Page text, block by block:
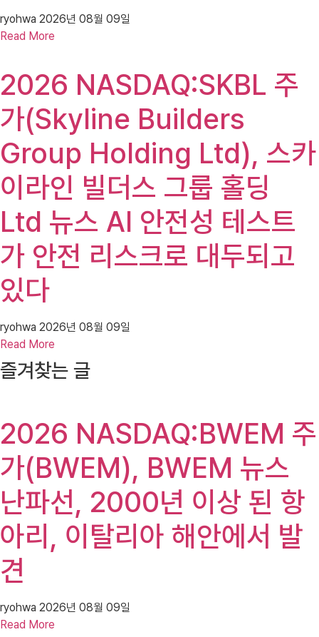
ryohwa 2026년 08월 09일
Read More
2026 NASDAQ:SKBL 주
가(Skyline Builders
Group Holding Ltd), 스카
이라인 빌더스 그룹 홀딩
Ltd 뉴스 AI 안전성 테스트
가 안전 리스크로 대두되고
있다
ryohwa 2026년 08월 09일
Read More
즐겨찾는 글
2026 NASDAQ:BWEM 주
가(BWEM), BWEM 뉴스
난파선, 2000년 이상 된 항
아리, 이탈리아 해안에서 발
견
ryohwa 2026년 08월 09일
Read More